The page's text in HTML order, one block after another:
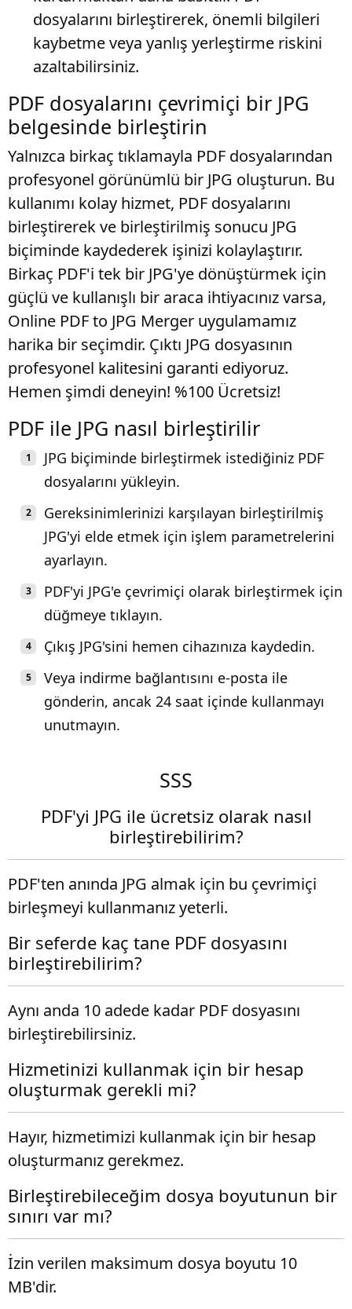
dosyalarını birleştirerek, önemli bilgileri
kaybetme veya yanlış yerleştirme riskini
azaltabilirsiniz.
PDF dosyalarını çevrimiçi bir JPG
belgesinde birleştirin
Yalnızca birkaç tıklamayla PDF dosyalarından
profesyonel görünümlü bir JPG oluşturun. Bu
kullanımı kolay hizmet, PDF dosyalarını
birleştirerek ve birleştirilmiş sonucu JPG
biçiminde kaydederek işinizi kolaylaştırır.
Birkaç PDF'i tek bir JPG'ye dönüştürmek için
güçlü ve kullanışlı bir araca ihtiyacınız varsa,
Online PDF to JPG Merger uygulamamız
harika bir seçimdir. Çıktı JPG dosyasının
profesyonel kalitesini garanti ediyoruz.
Hemen şimdi deneyin! %100 Ücretsiz!
PDF ile JPG nasıl birleştirilir
JPG biçiminde birleştirmek istediğiniz PDF
dosyalarını yükleyin.
Gereksinimlerinizi karşılayan birleştirilmiş
JPG'yi elde etmek için işlem parametrelerini
ayarlayın.
PDF'yi JPG'e çevrimiçi olarak birleştirmek için
düğmeye tıklayın.
Çıkış JPG'sini hemen cihazınıza kaydedin.
Veya indirme bağlantısını e-posta ile
gönderin, ancak 24 saat içinde kullanmayı
unutmayın.
SSS
PDF'yi JPG ile ücretsiz olarak nasıl
birleştirebilirim?
PDF'ten anında JPG almak için bu çevrimiçi
birleşmeyi kullanmanız yeterli.
Bir seferde kaç tane PDF dosyasını
birleştirebilirim?
Aynı anda 10 adede kadar PDF dosyasını
birleştirebilirsiniz.
Hizmetinizi kullanmak için bir hesap
oluşturmak gerekli mi?
Hayır, hizmetimizi kullanmak için bir hesap
oluşturmanız gerekmez.
Birleştirebileceğim dosya boyutunun bir
sınırı var mı?
İzin verilen maksimum dosya boyutu 10
MB'dir.